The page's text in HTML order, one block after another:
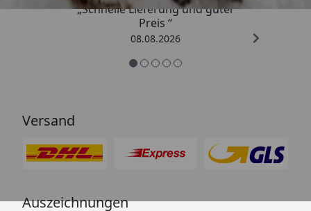
„Schnelle Lieferung und guter
Preis “
08.08.2026
Versand
Auszeichnungen